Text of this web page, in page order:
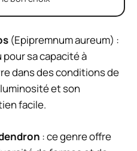
(Epipremnum aureum) :
pour sa capacité à
dans des conditions de
et son
facile.
: ce genre offre